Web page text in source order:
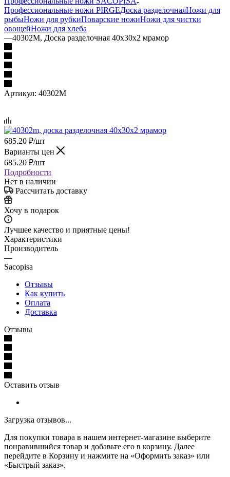
Профессиональные ножи PIRGEДоска разделочнаяНожи для
рыбыНожи для рубкиПоварские ножиНожи для чистки
овощейНожи для хлеба
—40302M, Доска разделочная 40х30х2 мрамор
Артикул: 40302M
685.20 ₽/шт
Варианты цен
685.20 ₽/шт
Подробности
Нет в наличии
Рассчитать доставку
Хочу в подарок
Лучшее качество и приятные цены!
Характеристики
Производитель
—
Sacopisa
Отзывы
Как купить
Оплата
Доставка
Отзывы
Оставить отзыв
Загрузка отзывов...
Для покупки товара в нашем интернет-магазине выберите
понравившийся товар и добавьте его в корзину. Далее
перейдите в Корзину и нажмите на «Оформить заказ» или
«Быстрый заказ».